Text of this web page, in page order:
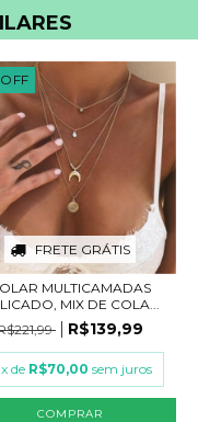
OFF
FRETE GRÁTIS
MULTICAMADAS
MIX DE COLA...
R$139,99
x de R$70,00 sem juros
COMPRAR